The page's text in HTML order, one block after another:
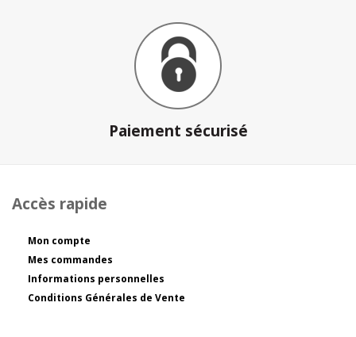
Paiement sécurisé
Accès rapide
Mon compte
Mes commandes
Informations personnelles
Conditions Générales de Vente